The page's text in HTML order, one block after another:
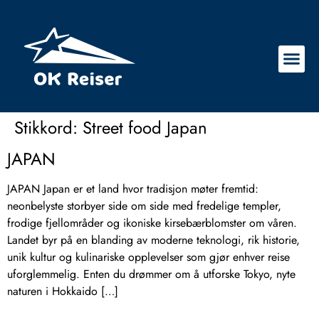
Stikkord: Street food Japan
JAPAN
JAPAN Japan er et land hvor tradisjon møter fremtid:
neonbelyste storbyer side om side med fredelige templer,
frodige fjellområder og ikoniske kirsebærblomster om våren.
Landet byr på en blanding av moderne teknologi, rik historie,
unik kultur og kulinariske opplevelser som gjør enhver reise
uforglemmelig. Enten du drømmer om å utforske Tokyo, nyte
naturen i Hokkaido […]